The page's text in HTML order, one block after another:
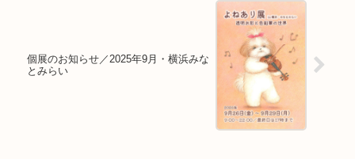
個展のお知らせ／2025年9月・横浜みな
とみらい